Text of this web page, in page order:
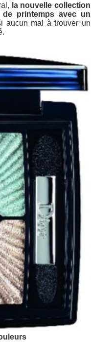
la nouvelle collection
printemps avec un
aucun mal à trouver un